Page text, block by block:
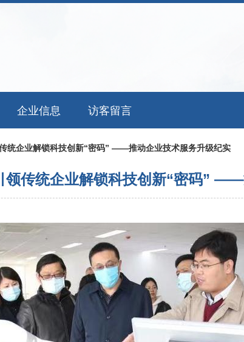
企业信息 访客留言
统企业解锁科技创新“密码” ——推动企业技术服务升级纪实
领传统企业解锁科技创新“密码”